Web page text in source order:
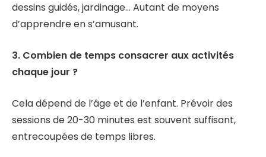
dessins guidés, jardinage… Autant de moyens
d’apprendre en s’amusant.
3. Combien de temps consacrer aux activités
chaque jour ?
Cela dépend de l’âge et de l’enfant. Prévoir des
sessions de 20-30 minutes est souvent suffisant,
entrecoupées de temps libres.